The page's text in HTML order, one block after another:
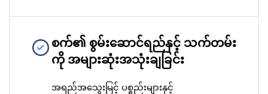
နိုင်သည်။ ထို့ကြောင့် ထုတ်ကုန်များ၏
ကိုက်ညီမှုနှင့် စျေးနှုန်းထိန်းချုပ်မှုတို့ကို
တိုးတက်ကောင်းမွန်စေသည်။
စက်၏ စွမ်းဆောင်ရည်နှင့် သက်တမ်း
ကို အများဆုံးအသုံးချခြင်း
အရည်အသွေးမြင့် ပစ္စည်းများနှင့်